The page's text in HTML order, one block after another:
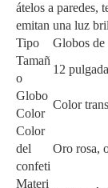
átelos a paredes,
emitan una luz
Tipo
Globos de
Tamañ
o
12
Globo
Color
Color
Color
del
confeti
Oro rosa,
Materi